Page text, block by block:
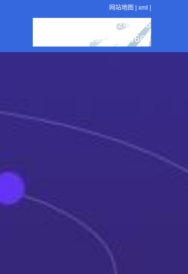
网站地图 xml
：18129246666
：18129246666